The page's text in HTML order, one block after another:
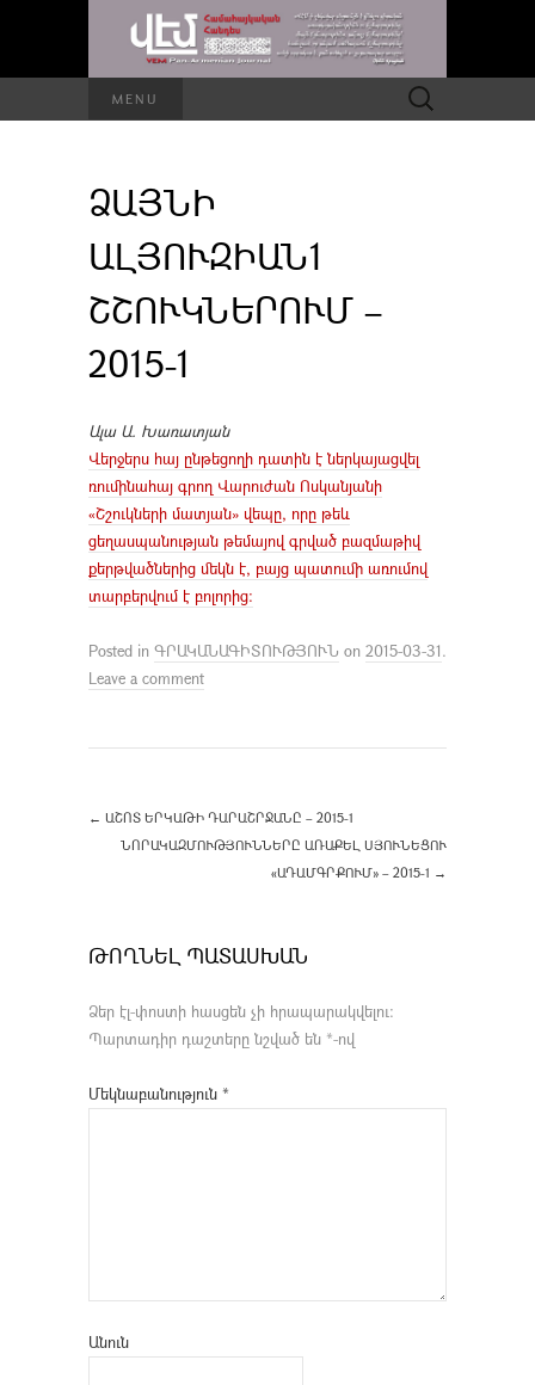
MENU Որոնել՝
ՁԱՅՆԻ
ԱԼՅՈՒԶԻԱՆ1
ՇՇՈՒԿՆԵՐՈՒՄ –
2015-1
Ալա Ա. Խառատյան
Վերջերս հայ ընթեցողի դատին է ներկայացվել
ռումինահայ գրող Վարուժան Ոսկանյանի
«Շշուկների մատյան» վեպը, որը թեև
ցեղասպանության թեմայով գրված բազմաթիվ
քերթվածներից մեկն է, բայց պատումի առումով
տարբերվում է բոլորից:
Posted in ԳՐԱԿԱՆԱԳԻՏՈՒԹՅՈՒՆ on 2015-03-31.
Leave a comment
← ԱՇՈՏ ԵՐԿԱԹԻ ԴԱՐԱՇՐՋԱՆԸ – 2015-1
ՆՈՐԱԿԱԶՄՈՒԹՅՈՒՆՆԵՐԸ ԱՌԱՔԵԼ ՍՅՈՒՆԵՑՈՒ
«ԱԴԱՄԳՐՔՈՒՄ» – 2015-1 →
ԹՈՂՆԵԼ ՊԱՏԱՍԽԱՆ
Ձեր էլ-փոստի հասցեն չի հրապարակվելու։
Պարտադիր դաշտերը նշված են *-ով
Մեկնաբանություն *
Անուն